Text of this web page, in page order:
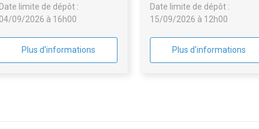
n°6
Date limite de dépôt :
04/09/2026 à 16h00
Plus d'informations
Targon
Date limite de dépôt :
15/09/2026 à 12h00
Plus d'informations